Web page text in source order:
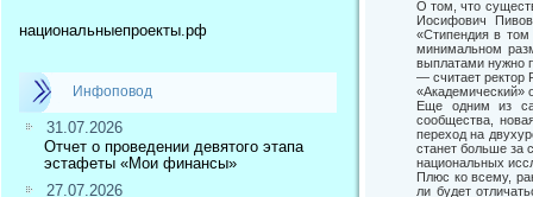
национальныепроекты.рф
Инфоповод
31.07.2026
Отчет о проведении девятого этапа
эстафеты «Мои финансы»
27.07.2026
О том, что
Иосифович
«Стипендия в том
минимальном
выплатами нужно
— считает ректор
«Академический»
Еще одним из
сообщества,
переход на
станет больше за
национальных
Плюс ко всему,
ли будет